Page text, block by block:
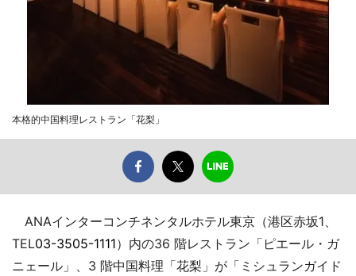
本格的中国料理レストラン「花梨」
ANAインターコンチネンタルホテル東京（港区赤坂1、
TEL03-3505-1111）内の36 階レストラン「ピエール・ガ
ニェール」、3 階中国料理「花梨」が「ミシュランガイド